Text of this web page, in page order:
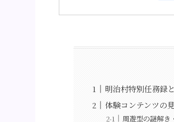
明治村特別任務録
体験コンテンツの
周遊型の謎解き